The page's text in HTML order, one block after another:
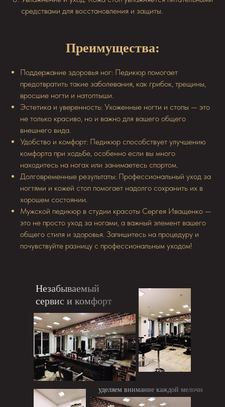
средствами для восстановления и защиты.
Преимущества:
Поддержание здоровья ног: Педикюр помогает
предотвратить такие заболевания, как грибок, трещины,
вросшие ногти и натоптыши.
Эстетика и уверенность: Ухоженные ногти и стопы — это
не только красиво, но и важно для вашего общего
внешнего вида.
Удобство и комфорт: Педикюр способствует улучшению
комфорта при ходьбе, особенно если вы много
находитесь на ногах или занимаетесь спортом.
Долговременные результаты: Профессиональный уход за
ногтями и кожей стоп помогает надолго сохранить их в
хорошем состоянии.
Мужской педикюр в студии красоты Сергея Иващенко —
это не просто уход за ногами, а важный элемент вашего
общего стиля и здоровья. Запишитесь на процедуру и
почувствуйте разницу с профессиональным уходом!
Незабываемый
сервис и комфорт
уделяем внимание каждой мелочи